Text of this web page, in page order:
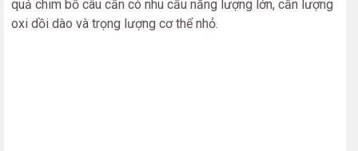
quả chim bồ câu cần có nhu cầu năng lượng lớn, cần lượng
oxi dồi dào và trọng lượng cơ thể nhỏ.